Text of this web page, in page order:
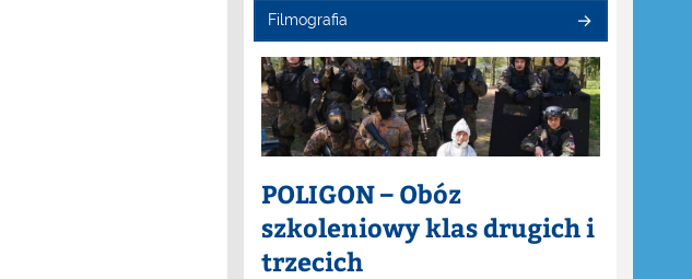
Filmografia
POLIGON – Obóz
szkoleniowy klas drugich i
trzecich